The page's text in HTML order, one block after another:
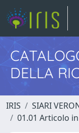
DELLA
IRIS SIARI
01.01 Articolo